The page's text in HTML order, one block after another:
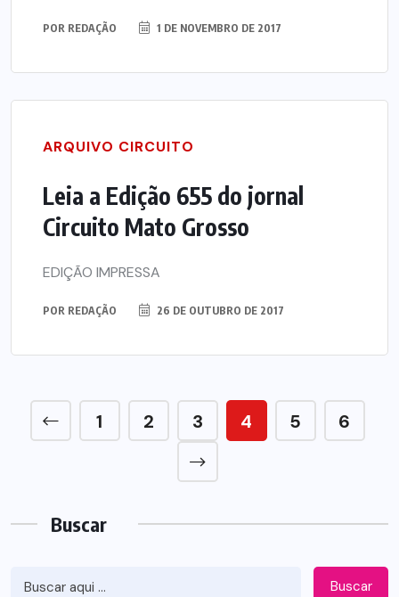
POR REDAÇÃO 1 DE NOVEMBRO DE 2017
ARQUIVO CIRCUITO
Leia a Edição 655 do jornal
Circuito Mato Grosso
EDIÇÃO IMPRESSA
POR REDAÇÃO 26 DE OUTUBRO DE 2017
1 2 3 4 5 6
Buscar
Buscar